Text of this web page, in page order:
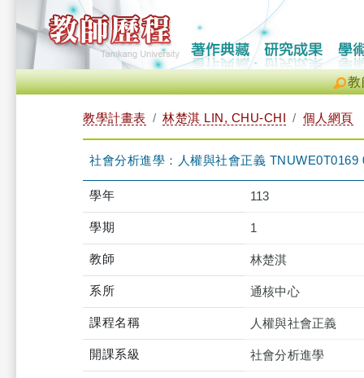
教
教學計畫表 林楚淇 LIN, CHU-CHI 個人網頁
社會分析進學：人權與社會正義 TNUWE0T0169
學年 113
學期 1
教師 林楚淇
系所 通核中心
課程名稱 人權與社會正義
開課系級 社會分析進學